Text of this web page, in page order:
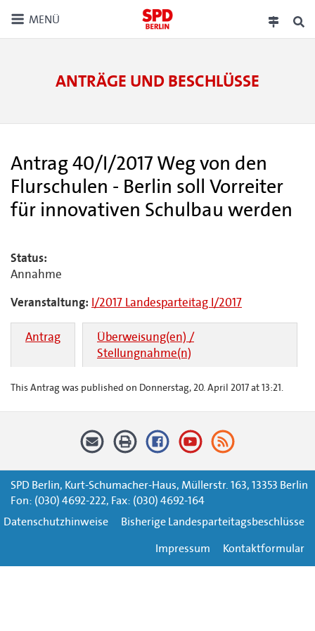
MENÜ
ANTRÄGE UND BESCHLÜSSE
Antrag 40/I/2017 Weg von den
Flurschulen - Berlin soll Vorreiter
für innovativen Schulbau werden
Status:
Annahme
Veranstaltung: I/2017 Landesparteitag I/2017
Antrag
Überweisung(en) /
Stellungnahme(n)
This Antrag was published on Donnerstag, 20. April 2017 at 13:21.
SPD Berlin, Kurt-Schumacher-Haus, Müllerstr. 163, 13353 Berlin
Fon: (030) 4692-222, Fax: (030) 4692-164
Datenschutzhinweise
Bisherige Landesparteitagsbeschlüsse
Impressum
Kontaktformular